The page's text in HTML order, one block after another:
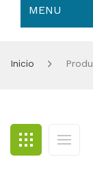
MENU
BLOG
CONTACTO
Inicio